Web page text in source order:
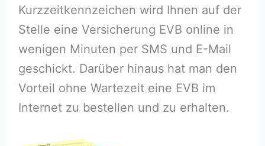
Kurzzeitkennzeichen wird Ihnen auf der
Stelle eine Versicherung EVB online in
wenigen Minuten per SMS und E-Mail
geschickt. Darüber hinaus hat man den
Vorteil ohne Wartezeit eine EVB im
Internet zu bestellen und zu erhalten.